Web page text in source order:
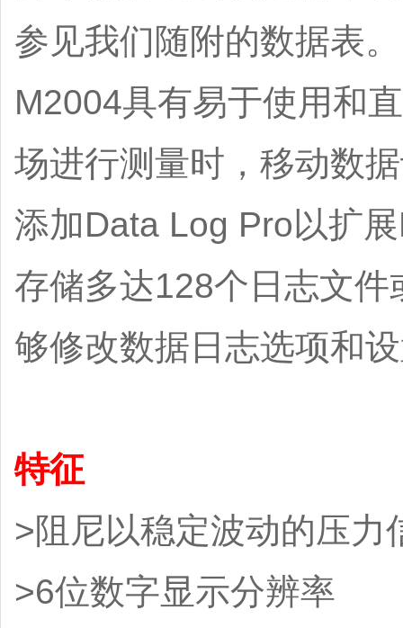
参见我们随附的数据表。
M2004具有易于使用和
场进行测量时，移动数
添加Data Log Pro以扩
存储多达128个日志文
够修改数据日志选项和
特征
>阻尼以稳定波动的压
>6位数字显示分辨率